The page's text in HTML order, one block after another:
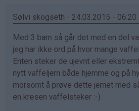
Sølvi skogseth - 24.03.2015 - 06:20
Med 3 barn så går det med en del
jeg har ikke ord på hvor mange
Enten steker de ujevnt eller
nytt vaffeljern både hjemme og på
morsomt å prøve dette jernet med
en kresen vaffelsteker :-)